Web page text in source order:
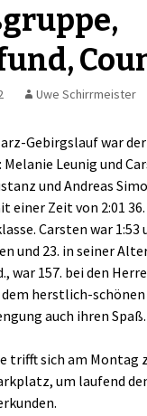
Uwe Schirrmeister
Gebirgslauf war der
Leunig und
und Andreas
einer Zeit von 2:01
Carsten war
und 23. in seiner
war 157. bei den
herstlich-
auch ihren Spaß.
trifft sich am Montag
um laufend